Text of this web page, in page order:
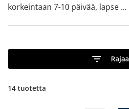
korkeintaan 7-10 päivää, lapse ...
Rajaa
14 tuotetta